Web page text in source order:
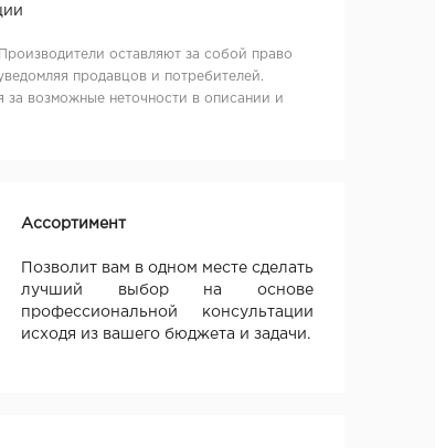
оставляют за собой право
продавцов и потребителей.
за возможные неточности в описании и
Ассортимент
Позволит вам в одном месте сделать
лучший выбор на основе
профессиональной консультации
исходя из вашего бюджета и задачи.